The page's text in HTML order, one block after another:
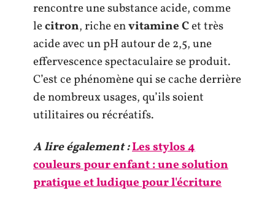
rencontre une substance acide, comme
lecitron, riche envitamine Cet très
acide avec un pH autour de 2,5, une
effervescence spectaculaire se produit.
C’est ce phénomène qui se cache derrière
de nombreux usages, qu’ils soient
utilitaires ou récréatifs.
A lire également :Les stylos 4
couleurs pour enfant : une solution
pratique et ludique pour l'écriture